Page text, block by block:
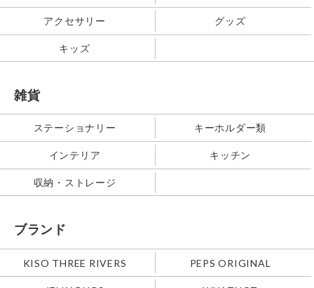
アクセサリー グッズ
キッズ
雑貨
ステーショナリー キーホルダー類
インテリア キッチン
収納・ストレージ
ブランド
KISO THREE RIVERS PEPS ORIGINAL